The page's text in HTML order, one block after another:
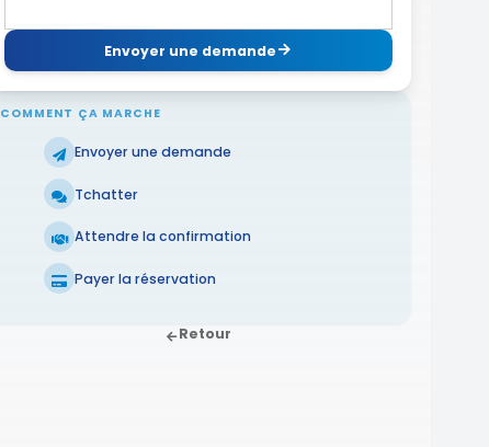
Envoyer une demande
COMMENT ÇA MARCHE
Envoyer une demande
Tchatter
Attendre la confirmation
Payer la réservation
Retour